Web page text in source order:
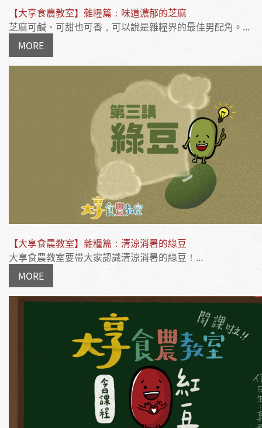
【大享食農教室】雜糧篇：味道濃郁的芝麻
芝麻可鹹、可甜也可香，可以說是雜糧界的最佳男配角。...
MORE
【大享食農教室】雜糧篇：清涼消暑的綠豆
大享食農教室要帶大家認識清涼消暑的綠豆！...
MORE